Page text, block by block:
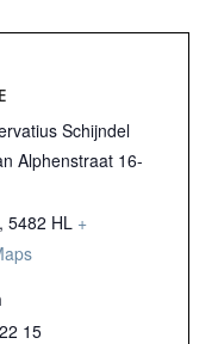
Schijndel
Alphenstraat 16-
, 5482 HL +
15